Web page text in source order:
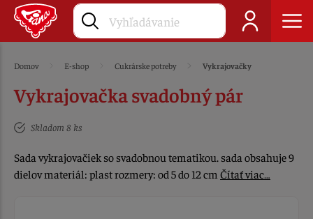
Domov E-shop Cukrárske potreby Vykrajovačky
Vykrajovačka svadobný pár
Skladom 8 ks
Sada vykrajovačiek so svadobnou tematikou. sada obsahuje 9
dielov materiál: plast rozmery: od 5 do 12 cm Čítať viac…